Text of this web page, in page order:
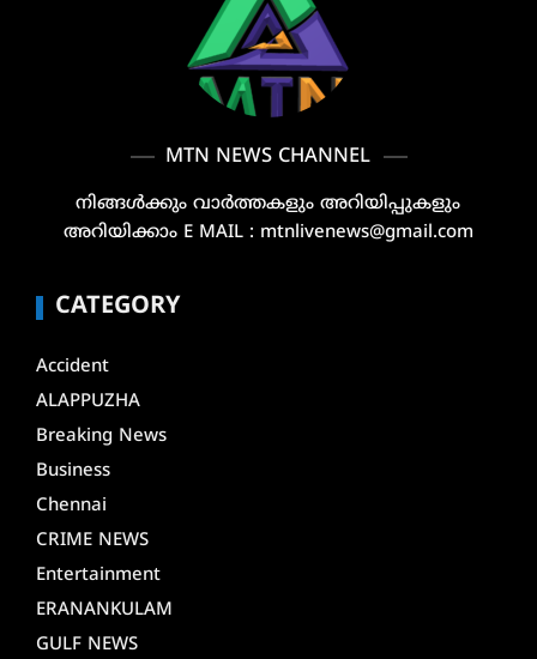
MTN NEWS CHANNEL
നിങ്ങൾക്കും വാർത്തകളും അറിയിപ്പുകളും
അറിയിക്കാം E MAIL : mtnlivenews@gmail.com
CATEGORY
Accident
ALAPPUZHA
Breaking News
Business
Chennai
CRIME NEWS
Entertainment
ERANANKULAM
GULF NEWS